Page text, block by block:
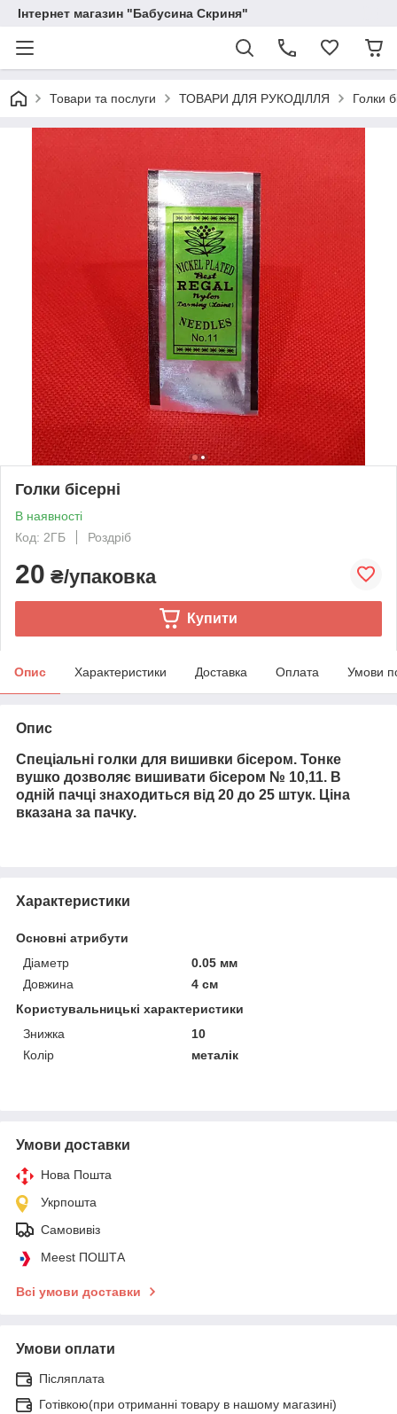
Інтернет магазин "Бабусина Скриня"
Товари та послуги ТОВАРИ ДЛЯ РУКОДІЛЛЯ Голки
Голки бісерні
В наявності
Код: 2ГБ
Роздріб
20 ₴/упаковка
Купити
Опис Характеристики Доставка Оплата Умови
Опис
Спеціальні голки для вишивки бісером. Тонке
вушко дозволяє вишивати бісером № 10,11. В
одній пачці знаходиться від 20 до 25 штук. Ціна
вказана за пачку.
Характеристики
Основні атрибути
Діаметр
0.05 мм
Довжина
4 см
Користувальницькі характеристики
Знижка
10
Колір
металік
Умови доставки
Нова Пошта
Укрпошта
Самовивіз
Meest ПОШТА
Всі умови доставки
Умови оплати
Післяплата
Готівкою(при отриманні товару в нашому магазині)